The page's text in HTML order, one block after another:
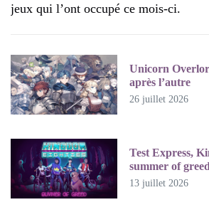
jeux qui l’ont occupé ce mois-ci.
Unicorn
après l’autre
26 juillet 2026
Test Express,
summer of greed
13 juillet 2026